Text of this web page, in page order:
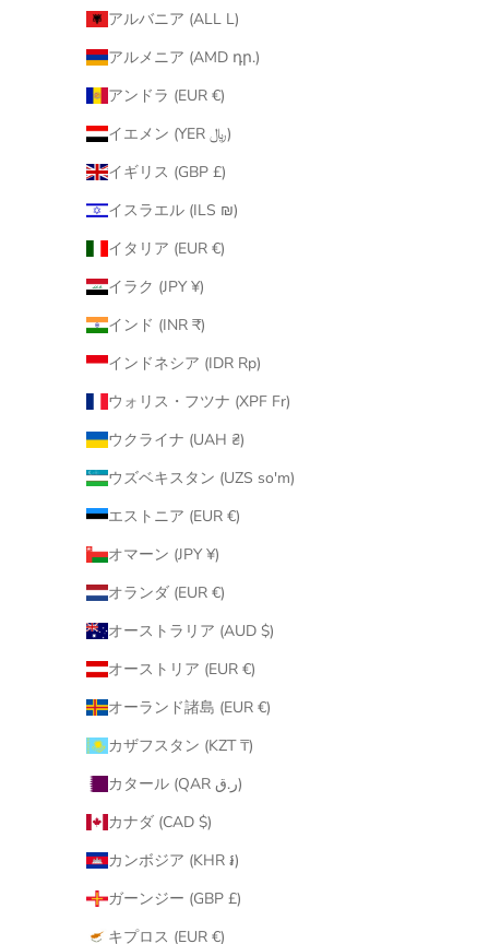
アルバニア (ALL L)
アルメニア (AMD դր.)
アンドラ (EUR €)
イエメン (YER ﷼)
イギリス (GBP £)
イスラエル (ILS ₪)
イタリア (EUR €)
イラク (JPY ¥)
インド (INR ₹)
インドネシア (IDR Rp)
ウォリス・フツナ (XPF Fr)
ウクライナ (UAH ₴)
ウズベキスタン (UZS so'm)
エストニア (EUR €)
オマーン (JPY ¥)
オランダ (EUR €)
オーストラリア (AUD $)
オーストリア (EUR €)
オーランド諸島 (EUR €)
カザフスタン (KZT ₸)
カタール (QAR ر.ق)
カナダ (CAD $)
カンボジア (KHR ៛)
ガーンジー (GBP £)
キプロス (EUR €)